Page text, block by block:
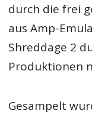
durch die frei
aus Amp-
Shreddage 2
Produktionen
Gesampelt